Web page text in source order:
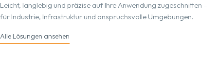
Leicht, langlebig und präzise auf Ihre Anwendung zugeschnitten –
für Industrie, Infrastruktur und anspruchsvolle Umgebungen.
Alle Lösungen ansehen